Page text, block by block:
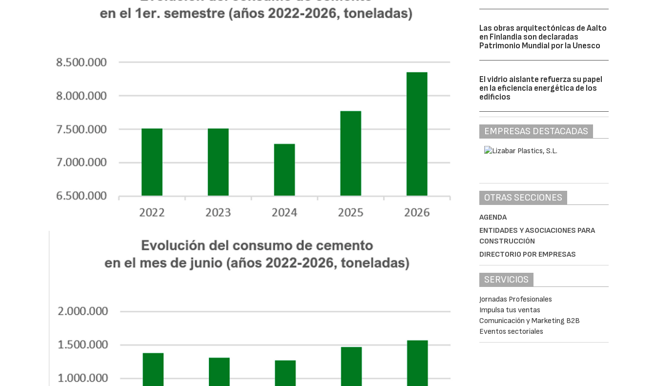
Las obras arquitectónicas de Aalto
en Finlandia son declaradas
Patrimonio Mundial por la Unesco
El vidrio aislante refuerza su papel
en la eficiencia energética de los
edificios
EMPRESAS DESTACADAS
OTRAS SECCIONES
AGENDA
ENTIDADES Y ASOCIACIONES PARA
CONSTRUCCIÓN
DIRECTORIO POR EMPRESAS
SERVICIOS
Jornadas Profesionales
Impulsa tus ventas
Comunicación y Marketing B2B
Eventos sectoriales